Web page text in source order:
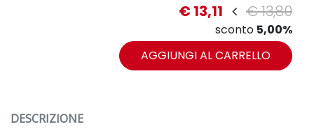
€ 13,11 € 13,80
sconto 5,00%
AGGIUNGI AL CARRELLO
DESCRIZIONE